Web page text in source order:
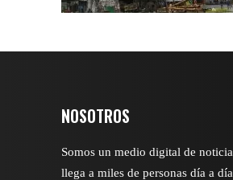
NOSOTROS
Somos un medio digital de
llega a miles de personas día a